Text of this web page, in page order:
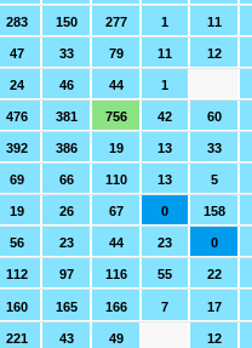
283 150 277 1 11
47 33 79 11 12
24 46 44 1
476 381 756 42 60
392 386 19 13 33
69 66 110 13 5
19 26 67 0 158
56 23 44 23 0
112 97 116 55 22
160 165 166 7 17
221 43 49 12